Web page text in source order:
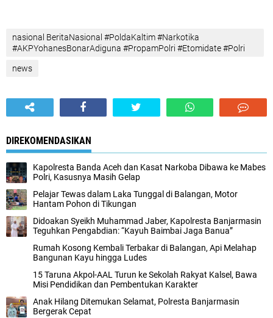
nasional BeritaNasional #PoldaKaltim #Narkotika
#AKPYohanesBonarAdiguna #PropamPolri #Etomidate #Polri
news
DIREKOMENDASIKAN
Kapolresta Banda Aceh dan Kasat Narkoba Dibawa ke Mabes
Polri, Kasusnya Masih Gelap
Pelajar Tewas dalam Laka Tunggal di Balangan, Motor
Hantam Pohon di Tikungan
Didoakan Syeikh Muhammad Jaber, Kapolresta Banjarmasin
Teguhkan Pengabdian: “Kayuh Baimbai Jaga Banua”
Rumah Kosong Kembali Terbakar di Balangan, Api Melahap
Bangunan Kayu hingga Ludes
15 Taruna Akpol-AAL Turun ke Sekolah Rakyat Kalsel, Bawa
Misi Pendidikan dan Pembentukan Karakter
Anak Hilang Ditemukan Selamat, Polresta Banjarmasin
Bergerak Cepat